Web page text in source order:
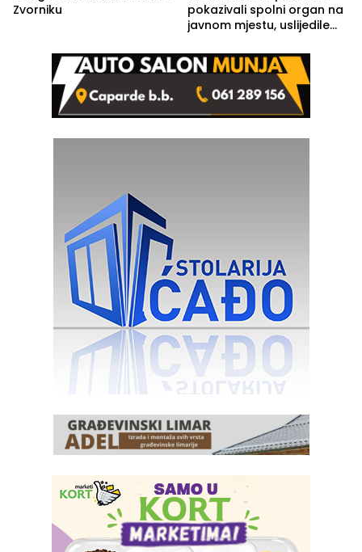
Zvorniku
pokazivali spolni organ na
javnom mjestu, uslijedile